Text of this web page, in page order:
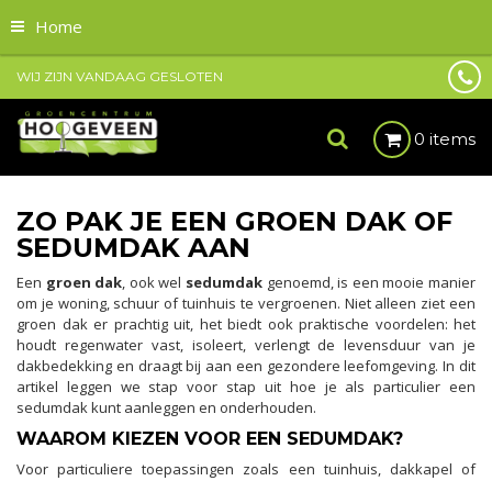
Home
WIJ ZIJN VANDAAG GESLOTEN
0 items
ZO PAK JE EEN GROEN DAK OF
SEDUMDAK AAN
Een groen dak, ook wel sedumdak genoemd, is een mooie manier
om je woning, schuur of tuinhuis te vergroenen. Niet alleen ziet een
groen dak er prachtig uit, het biedt ook praktische voordelen: het
houdt regenwater vast, isoleert, verlengt de levensduur van je
dakbedekking en draagt bij aan een gezondere leefomgeving. In dit
artikel leggen we stap voor stap uit hoe je als particulier een
sedumdak kunt aanleggen en onderhouden.
WAAROM KIEZEN VOOR EEN SEDUMDAK?
Voor particuliere toepassingen zoals een tuinhuis, dakkapel of